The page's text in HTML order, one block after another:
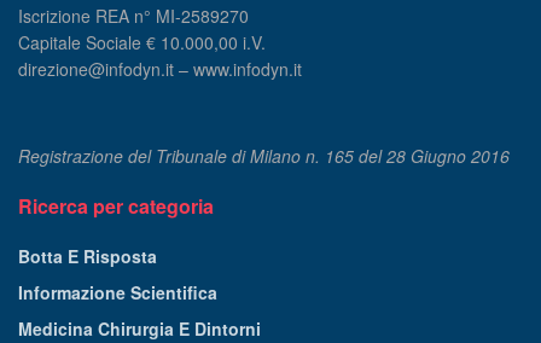
Iscrizione REA n° MI-2589270
Capitale Sociale € 10.000,00 i.V.
direzione@infodyn.it – www.infodyn.it
Registrazione del Tribunale di Milano n. 165 del 28 Giugno 2016
Ricerca per categoria
Botta E Risposta
Informazione Scientifica
Medicina Chirurgia E Dintorni